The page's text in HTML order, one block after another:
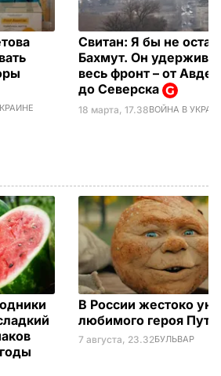
Свитан: Я бы не
Бахмут. Он
весь фронт – от
до Северска
18 марта, 17.38ВОЙНА В
В России жестоко
любимого героя
7 августа, 23.32БУЛЬВАР